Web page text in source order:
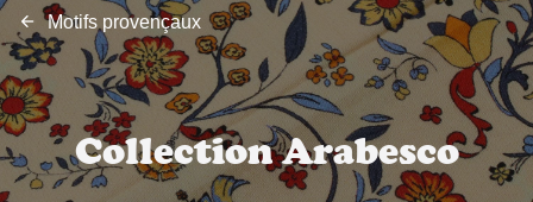
Motifs provençaux
Collection Arabesco